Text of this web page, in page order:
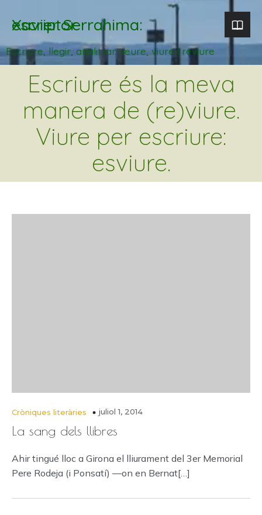
Xavier Serrahima: escriptor
Escriure, llegir, analitzar. veure, viure i reviure
Escriure és la meva
manera de (re)viure.
Viure per escriure:
esviure.
Cròniques literàries juliol 1, 2014
La sang dels llibres
Ahir tingué lloc a Girona el lliurament del 3er Memorial
Pere Rodeja (i Ponsatí) —on en Bernat[…]